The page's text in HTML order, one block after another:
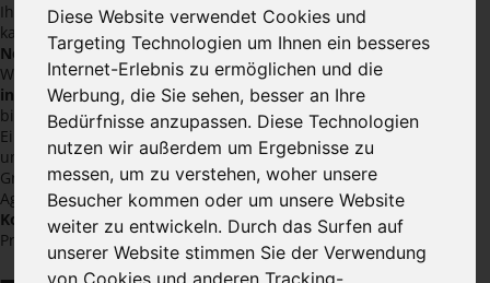
Diese Website verwendet Cookies und
Targeting Technologien um Ihnen ein besseres
Internet-Erlebnis zu ermöglichen und die
Werbung, die Sie sehen, besser an Ihre
Bedürfnisse anzupassen. Diese Technologien
nutzen wir außerdem um Ergebnisse zu
messen, um zu verstehen, woher unsere
Besucher kommen oder um unsere Website
weiter zu entwickeln. Durch das Surfen auf
unserer Website stimmen Sie der Verwendung
Ihr individuelles Angebot für Textildrucke und Stickprodukte
kalkulieren wir schnell, unverbindlich u.
ohne versteckte
Nebenkosten.
Wir bereiten IhreDaten kostenlosauf und Sie bekommen eine
individuelle Druckvorschau. Diese stimmen wir gemeinsam ab,
bis alles passt.
Eilaufträge und
Expressproduktionsind kein Problem. Unser
umfangreicher Maschinenpark kann vom Einzelstück bis zur
Großproduktion alles im eigenen Haus fertigen.
Agenturen, Wiederverkäufer, Vereine erhaltengesonderte
Konditionen. Sie wollen ihre Ware zum veredeln liefern? Kein
Problem.